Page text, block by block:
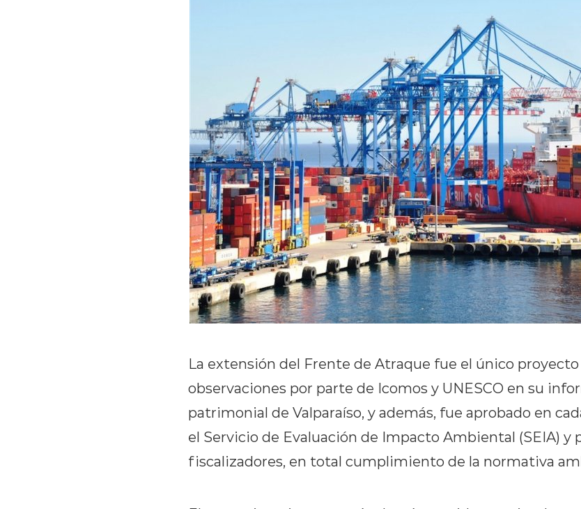
La extensión del Frente de Atraque fue el único
observaciones por parte de Icomos y UNESCO en su
patrimonial de Valparaíso, y además, fue aprobado en
el Servicio de Evaluación de Impacto Ambiental (SEIA) y
fiscalizadores, en total cumplimiento de la normativa